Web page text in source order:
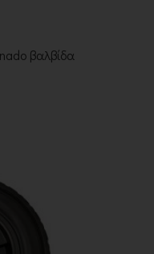
βαλβίδα